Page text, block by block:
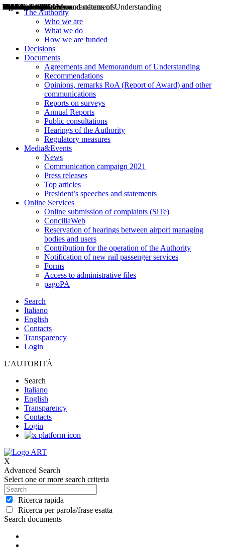
The Authority
Who we are
What we do
How we are funded
Decisions
Documents
Agreements and Memorandum of Understanding
Recommendations
Opinions, remarks RoA (Report of Award) and other
communications
Reports on surveys
Annual Reports
Public consultations
Hearings of the Authority
Regulatory measures
Media&Events
News
Communication campaign 2021
Press releases
Top articles
President’s speeches and statements
Online Services
Online submission of complaints (SiTe)
ConciliaWeb
Reservation of hearings between airport managing
bodies and users
Contribution for the operation of the Authority
Notification of new rail passenger services
Forms
Access to administrative files
pagoPA
Search
Italiano
English
Contacts
Transparency
Login
L'AUTORITÀ
Search
Italiano
English
Transparency
Contacts
Login
X
Advanced Search
Select one or more search criteria
Ricerca rapida
Ricerca per parola/frase esatta
Search documents
Decisions
Opinions
Public consultations
Hearings
Recommendations
Agreements and Memorandums of Understanding
Relazioni annuali
Misure di regolazione
News
Press Releases
Bollettini ART
Convegni ART
President’s interviews
Top articles
President’s speeches and statements
2004
2005
2010
2013
2014
2015
2016
2017
2018
2019
202
2020
2021
2022
2023
2024
2025
2026
Aereo
Marittimo
Terrestre